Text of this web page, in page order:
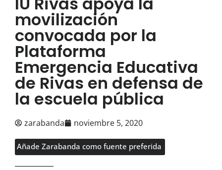
movilización
convocada por la
Plataforma
Emergencia Educativa
de Rivas en defensa de
la escuela pública
zarabanda noviembre 5, 2020
Añade Zarabanda como fuente preferida